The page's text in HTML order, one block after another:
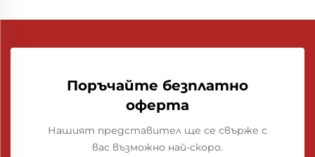
Поръчайте безплатно
оферта
Нашият представител ще се свърже с
вас възможно най-скоро.